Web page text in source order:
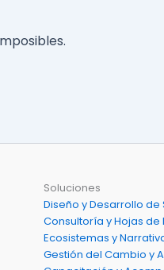
Soluciones
Diseño y Desarrollo de
Consultoría y Hojas de
Ecosistemas y
Gestión del Cambio y